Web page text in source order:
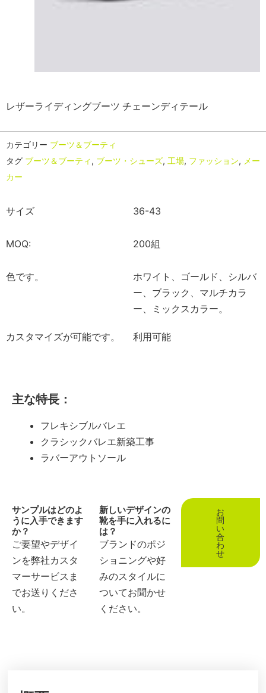
レザーライディングブーツ チェーンディテール
カテゴリー ブーツ＆ブーティ
タグ ブーツ＆ブーティ , ブーツ・シューズ, 工場, ファッション, メー
カー
サイズ 36-43
MOQ: 200組
色です。
ホワイト、ゴールド、シルバ
ー、ブラック、マルチカラ
ー、ミックスカラー。
カスタマイズが可能です。 利用可能
主な特長：
フレキシブルバレエ
クラシックバレエ新築工事
ラバーアウトソール
サンプルはどのよ
うに入手できます
か？
ご要望やデザイ
ンを弊社カスタ
マーサービスま
でお送りくださ
い。
新しいデザインの
靴を手に入れるに
は？
ブランドのポジ
ショニングや好
みのスタイルに
ついてお聞かせ
ください。
お
問
い
合
わ
せ